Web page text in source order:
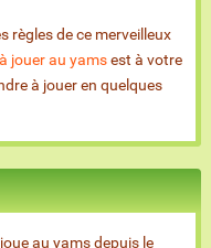
règles de ce merveilleux
jouer au yamsest à votre
à jouer en quelques
au yams depuis le